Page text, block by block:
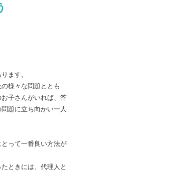
ます。
様々な問題ととも
子さんがいれば、答
題に立ち向かい一人
って一番良い方法が
ときには、代理人と